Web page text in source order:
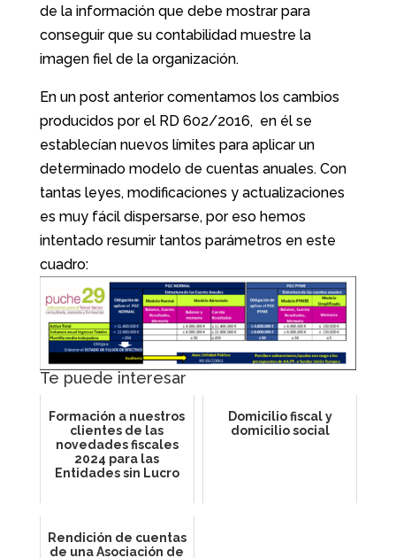
de la información que debe mostrar para
conseguir que su contabilidad muestre la
imagen fiel de la organización.
En un post anterior comentamos los cambios
producidos por el RD 602/2016, en él se
establecían nuevos límites para aplicar un
determinado modelo de cuentas anuales. Con
tantas leyes, modificaciones y actualizaciones
es muy fácil dispersarse, por eso hemos
intentado resumir tantos parámetros en este
cuadro:
Te puede interesar
Formación a nuestros
clientes de las
novedades fiscales
2024 para las
Entidades sin Lucro
Domicilio fiscal y
domicilio social
Rendición de cuentas
de una Asociación de